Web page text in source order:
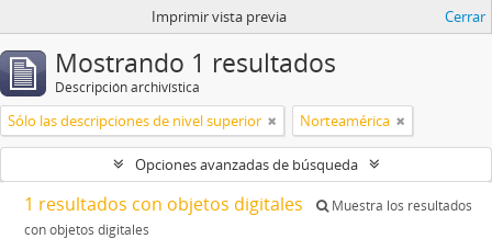
Imprimir vista previa Cerrar
Mostrando 1 resultados
Descripción archivística
Sólo las descripciones de nivel superior Norteamérica
Opciones avanzadas de búsqueda
1 resultados con objetos digitales
Muestra los resultados
con objetos digitales